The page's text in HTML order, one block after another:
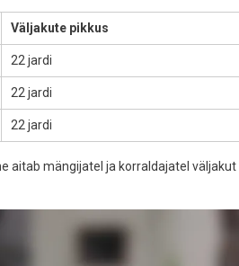
Väljakute pikkus
22 jardi
22 jardi
22 jardi
aitab mängijatel ja korraldajatel